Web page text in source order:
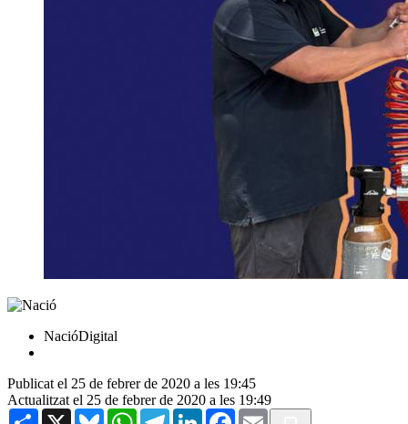
NacióDigital
Publicat el 25 de febrer de 2020 a les 19:45
Actualitzat el 25 de febrer de 2020 a les 19:49
Share X BlueskyWhatsAppTelegramLinkedInFacebook
Email